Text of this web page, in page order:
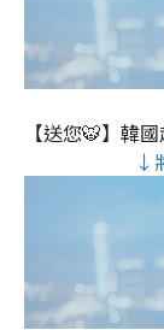
【送您🐯】韓
↓